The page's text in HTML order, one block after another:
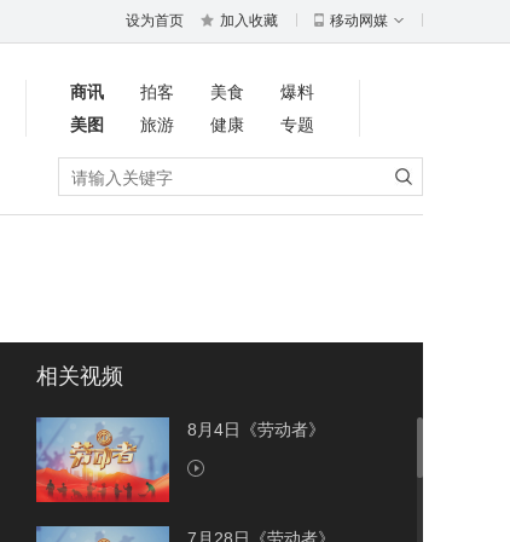
设为首页 加入收藏 移动网媒
商讯 拍客 美食
爆料
美图
旅游 健康
专题
相关视频
8月4日《劳动者》